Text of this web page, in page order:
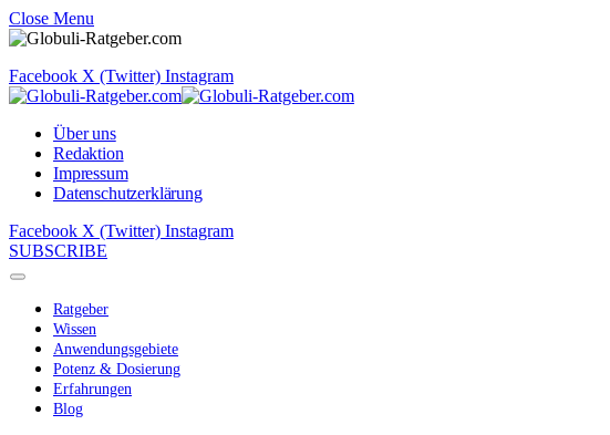
Close Menu
Facebook X (Twitter) Instagram
Über uns
Redaktion
Impressum
Datenschutzerklärung
Facebook X (Twitter) Instagram
SUBSCRIBE
Ratgeber
Wissen
Anwendungsgebiete
Potenz & Dosierung
Erfahrungen
Blog